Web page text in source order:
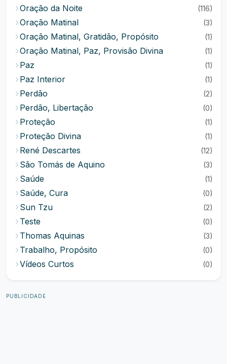
Oração da Noite (116)
Oração Matinal (3)
Oração Matinal, Gratidão, Propósito (1)
Oração Matinal, Paz, Provisão Divina (1)
Paz (1)
Paz Interior (1)
Perdão (2)
Perdão, Libertação (0)
Proteção (1)
Proteção Divina (1)
René Descartes (12)
São Tomás de Aquino (3)
Saúde (1)
Saúde, Cura (0)
Sun Tzu (2)
Teste (0)
Thomas Aquinas (3)
Trabalho, Propósito (0)
Vídeos Curtos (0)
PUBLICIDADE